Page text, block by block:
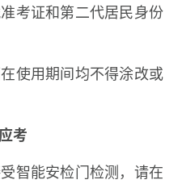
考证和第二代居民身份
使用期间均不得涂改或
考
智能安检门检测，请在